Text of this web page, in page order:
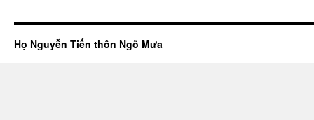
Họ Nguyễn Tiến thôn Ngõ Mưa